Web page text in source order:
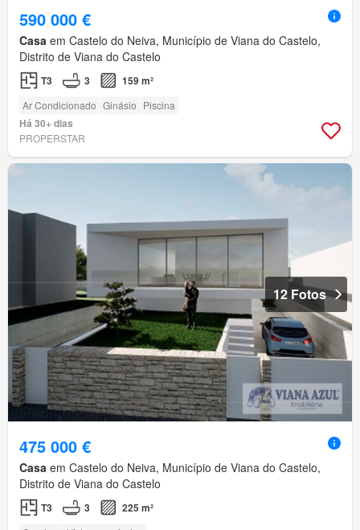
590 000 €
Casa em Castelo do Neiva, Município de Viana do Castelo,
Distrito de Viana do Castelo
T3 3 159 m²
Ar Condicionado Ginásio Piscina
Há 30+ dias
PROPERSTAR
12 Fotos
475 000 €
Casa em Castelo do Neiva, Município de Viana do Castelo,
Distrito de Viana do Castelo
T3 3 225 m²